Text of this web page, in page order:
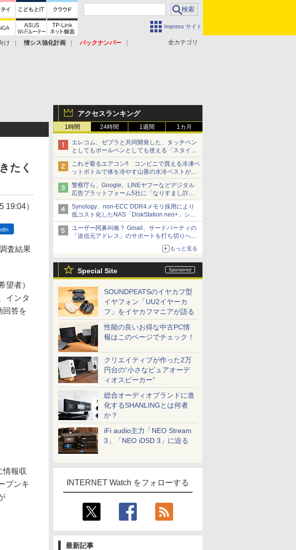
Impress サイト
全カテゴリ
け 情シス強化計画
バックナンバー
アクセスランキング
1時間 24時間 1週間 1カ月
エレコム、ゼブラと共同開発した、タッチペン
としてもボールペンとしても使える「スタイラ
スツーウェイ」発売 iPadにも紙にも、持ち替
えずに書き込める
これぞ着るエアコン!! コンビニで買える冷凍ペ
ットボトルで体を冷やす山善の水冷ベストがロ
ードバイクにちょうどいい【ぼっち・ざ・ろー
ど！その14】【空いた時間でなにしてる？】
警察庁ら、Google、LINEヤフーなどデジタル
広告プラットフォーム5社に「なりすまし詐欺
広告」対策強化を要請 著名人の写真や映像を
使った投資詐欺などへの対策として
Synology、non-ECC DDR4メモリ採用により
低コスト化したNAS「DiskStation neo+」シリ
ーズ 予算を抑えて導入でき、ECCメモリへの
アップグレードも可能
ユーザー阿鼻叫喚？ Gmail、サードパーティの
「送信元アドレス」のサポートを打ち切りへ
もっと見る
Special Site
SOUNDPEATSのイヤカフ型
イヤフォン「UU2イヤーカ
フ」をイヤカフマニアが語る
性能の良いお得な中古PC情
報はこのページでチェック！
クリエイティブが作った2万
円台の“小さなピュアオーデ
ィオスピーカー”
総合オーディオブランドに進
化するSHANLINGとは何者
か？
iFi audio主力「NEO Stream
3」「NEO iDSD 3」に迫る
INTERNET Watch をフォローする
最新記事
たく
19:04）
査結果
者）
インタ
回答を
情報収
プンキ